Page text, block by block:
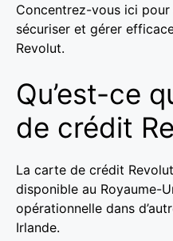
Concentrez-vous ici
sécuriser et gérer
Revolut.
Qu’est-ce
de crédit
La carte de crédit
disponible au Royaume-
opérationnelle dans
Irlande.